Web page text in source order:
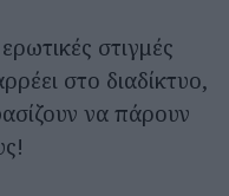
στιγμές
στο διαδίκτυο,
να πάρουν